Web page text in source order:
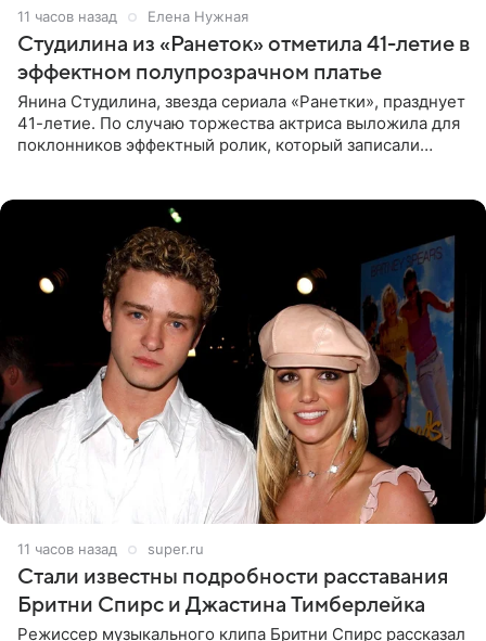
11 часов назад Елена Нужная
Студилина из «Ранеток» отметила 41-летие в
эффектном полупрозрачном платье
Янина Студилина, звезда сериала «Ранетки», празднует
41-летие. По случаю торжества актриса выложила для
поклонников эффектный ролик, который записали
11 часов назад super.ru
Стали известны подробности расставания
Бритни Спирс и Джастина Тимберлейка
Режиссер музыкального клипа Бритни Спирс рассказал